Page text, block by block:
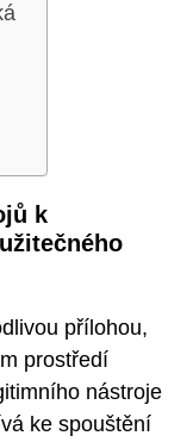
k
přílohou,
prostředí
nástroje
ke spouštění